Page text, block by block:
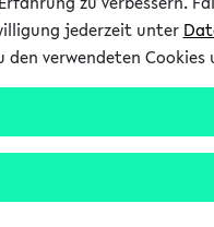
jederzeit unter
verwendeten Cookies